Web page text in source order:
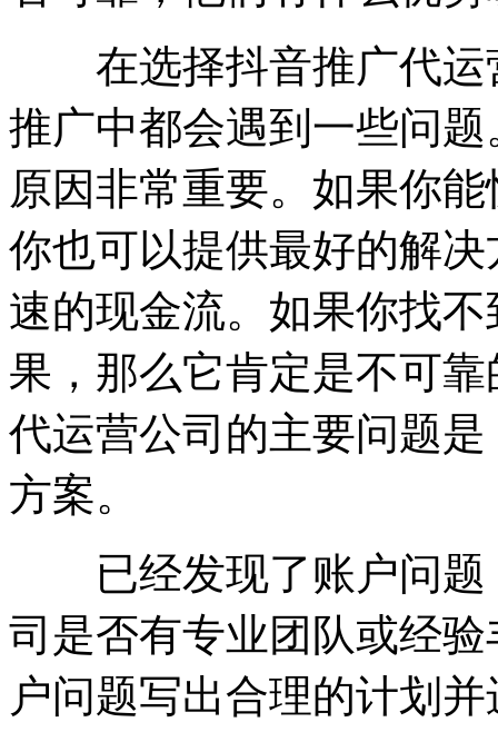
在选择抖音推广代运
推广中都会遇到一些问
原因非常重要。如果你
你也可以提供最好的解
速的现金流。如果你找
果，那么它肯定是不可
代运营公司的主要问题
方案。
已经发现了账户问题
司是否有专业团队或经
户问题写出合理的计划